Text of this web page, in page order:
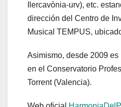
Ilercavònia-urv), etc.
dirección del Centro de
Musical TEMPUS,
Asimismo, desde 2009
en el Conservatorio
Torrent (Valencia).